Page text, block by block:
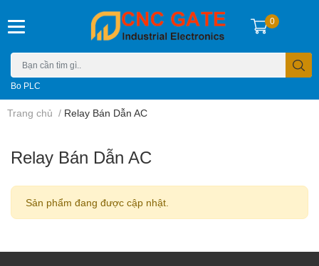
Bo PLC
0
Trang chủ / Relay Bán Dẫn AC
Relay Bán Dẫn AC
Sản phẩm đang được cập nhật.